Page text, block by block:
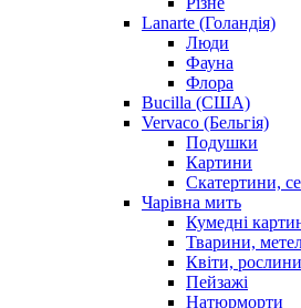
Lanarte (Голандія)
Люди
Фауна
Флора
Bucilla (США)
Vervaco (Бельгія)
Подушки
Картини
Скатертини,
Чарiвна мить
Кумедні
Тварини,
Квіти, рослини
Пейзажі
Натюрморти